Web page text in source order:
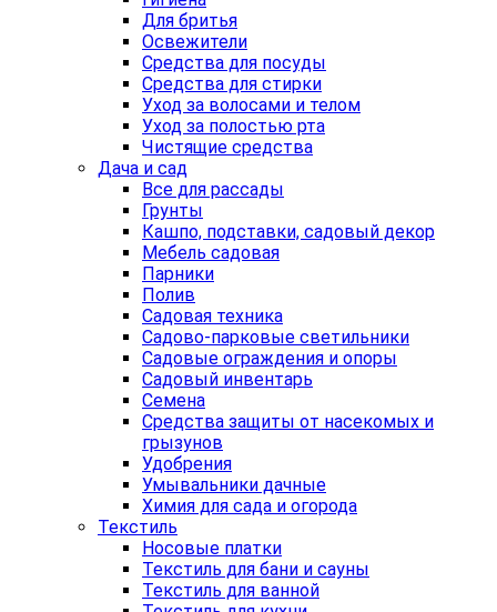
Для бритья
Освежители
Средства для посуды
Средства для стирки
Уход за волосами и телом
Уход за полостью рта
Чистящие средства
Дача и сад
Все для рассады
Грунты
Кашпо, подставки, садовый декор
Мебель садовая
Парники
Полив
Садовая техника
Садово-парковые светильники
Садовые ограждения и опоры
Садовый инвентарь
Семена
Средства защиты от насекомых и
грызунов
Удобрения
Умывальники дачные
Химия для сада и огорода
Текстиль
Носовые платки
Текстиль для бани и сауны
Текстиль для ванной